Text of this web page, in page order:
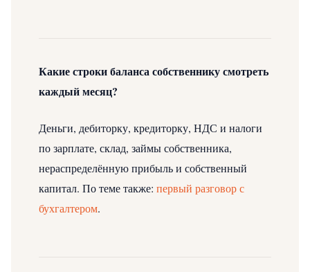
Какие строки баланса собственнику смотреть
каждый месяц?
Деньги, дебиторку, кредиторку, НДС и налоги
по зарплате, склад, займы собственника,
нераспределённую прибыль и собственный
капитал. По теме также: первый разговор с
бухгалтером.